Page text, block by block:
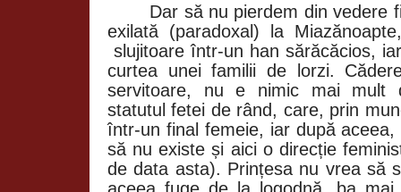
Dar să nu pierdem din vedere
exilată (paradoxal) la
slujitoare într-un han sărăcăcios,
curtea unei familii de lorzi.
servitoare, nu e nimic mai mult
statutul fetei de rând, care, prin
într-un final femeie, iar după
să nu existe și aici o direcție
de data asta). Prințesa nu vrea să
aceea fuge de la logodnă, ba